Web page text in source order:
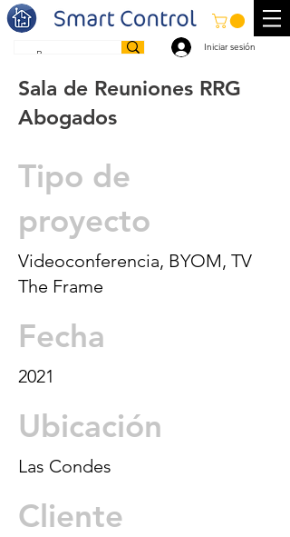
Iniciar sesión
Sala de Reuniones RRG
Abogados
Tipo de
proyecto
Videoconferencia, BYOM, TV
The Frame
Fecha
2021
Ubicación
Las Condes
Cliente